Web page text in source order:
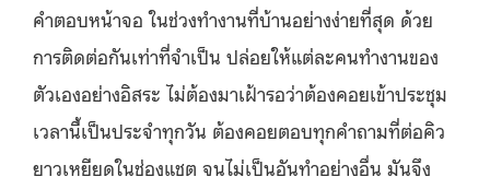
คำตอบหน้าจอ ในช่วงทำงานที่บ้านอย่างง่ายที่สุด ด้วย
การติดต่อกันเท่าที่จำเป็น ปล่อยให้แต่ละคนทำงานของ
ตัวเองอย่างอิสระ ไม่ต้องมาเฝ้ารอว่าต้องคอยเข้าประชุม
เวลานี้เป็นประจำทุกวัน ต้องคอยตอบทุกคำถามที่ต่อคิว
ยาวเหยียดในช่องแชต จนไม่เป็นอันทำอย่างอื่น มันจึง